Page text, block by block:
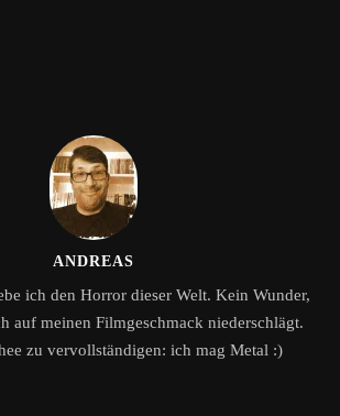
ANDREAS
ich den Horror dieser Welt. Kein Wunder,
auf meinen Filmgeschmack niederschlägt.
zu vervollständigen: ich mag Metal :)